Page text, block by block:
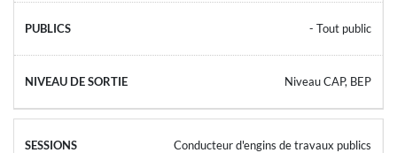
- Tout public
Niveau CAP, BEP
Conducteur d'engins de travaux publics